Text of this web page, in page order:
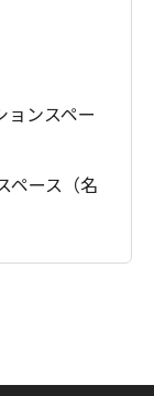
ョンスペー
ペース（名